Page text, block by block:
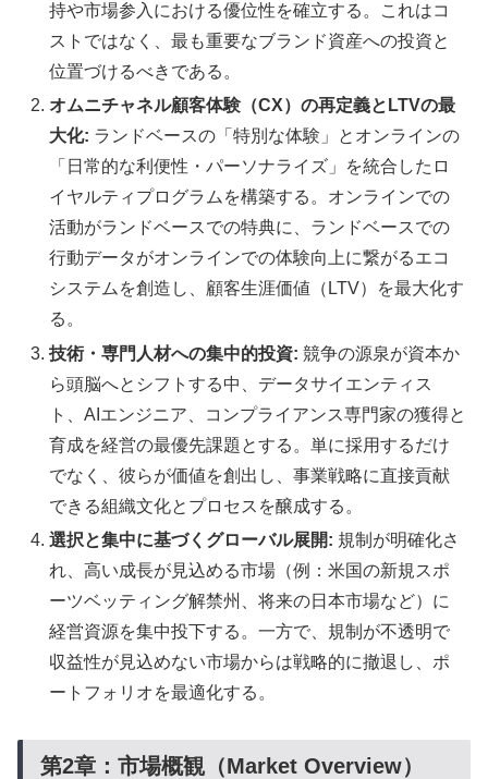
持や市場参入における優位性を確立する。これはコ
ストではなく、最も重要なブランド資産への投資と
位置づけるべきである。
オムニチャネル顧客体験（CX）の再定義とLTVの最
大化: ランドベースの「特別な体験」とオンラインの
「日常的な利便性・パーソナライズ」を統合したロ
イヤルティプログラムを構築する。オンラインでの
活動がランドベースでの特典に、ランドベースでの
行動データがオンラインでの体験向上に繋がるエコ
システムを創造し、顧客生涯価値（LTV）を最大化す
る。
技術・専門人材への集中的投資: 競争の源泉が資本か
ら頭脳へとシフトする中、データサイエンティス
ト、AIエンジニア、コンプライアンス専門家の獲得と
育成を経営の最優先課題とする。単に採用するだけ
でなく、彼らが価値を創出し、事業戦略に直接貢献
できる組織文化とプロセスを醸成する。
選択と集中に基づくグローバル展開: 規制が明確化さ
れ、高い成長が見込める市場（例：米国の新規スポ
ーツベッティング解禁州、将来の日本市場など）に
経営資源を集中投下する。一方で、規制が不透明で
収益性が見込めない市場からは戦略的に撤退し、ポ
ートフォリオを最適化する。
第2章：市場概観（Market Overview）